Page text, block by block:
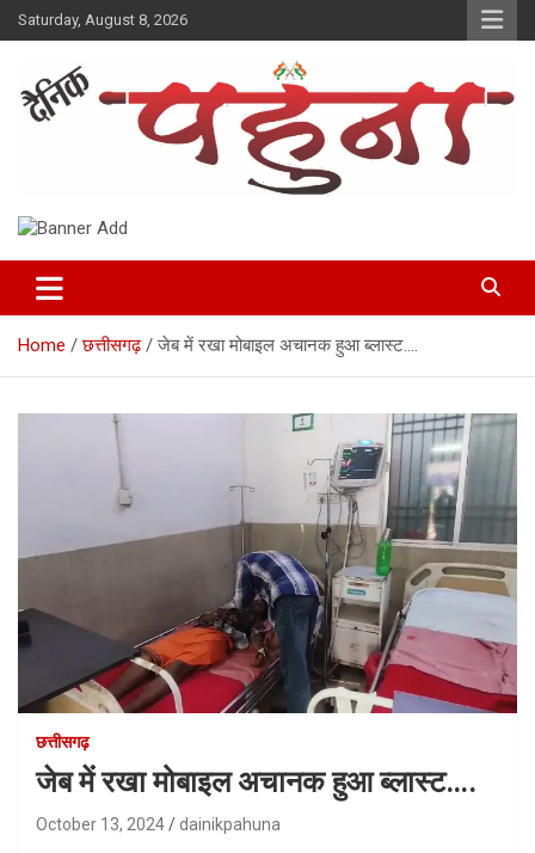
Skip
to
Saturday, August 8, 2026
Dainik Pahuna
Home छत्तीसगढ़ जेब में रखा मोबाइल अचानक हुआ ब्लास्ट….
छत्तीसगढ़
जेब में रखा मोबाइल अचानक हुआ ब्लास्ट….
October 13, 2024 dainikpahuna